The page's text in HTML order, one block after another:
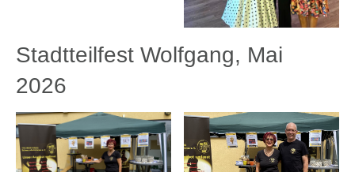
Stadtteilfest Wolfgang, Mai
2026